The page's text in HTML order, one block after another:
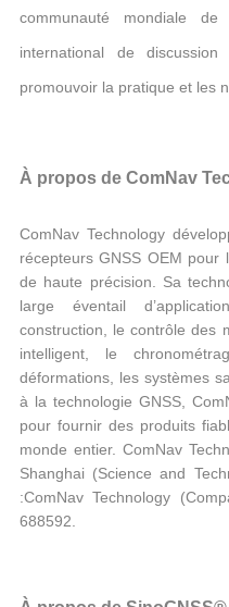
communauté mondiale
international de
promouvoir la pratique et les
À propos de ComNav
ComNav Technology
récepteurs GNSS OEM pour
de haute précision. Sa
large éventail
construction, le contrôle des
intelligent, le
déformations, les systèmes
à la technologie GNSS,
pour fournir des produits
monde entier. ComNav
Shanghai (Science and
:ComNav Technology
688592.